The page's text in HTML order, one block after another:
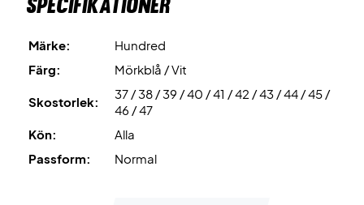
på banan.
Perfekta för banan – säkra ditt exemplar av Hundred
badmintonskor nu!
Vit och marinblå (Navy).
Märke:
Hundred
Färg:
Mörkblå / Vit
Skostorlek:
37 / 38 / 39 / 40 / 41 / 42 / 43 / 44 / 45 /
46 / 47
Kön:
Alla
Passform:
Normal